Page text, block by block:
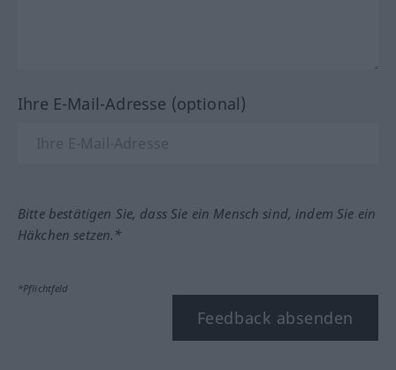
Ihre E-Mail-Adresse (optional)
Bitte bestätigen Sie, dass Sie ein Mensch sind, indem Sie ein
Häkchen setzen.*
*Pflichtfeld
Feedback absenden